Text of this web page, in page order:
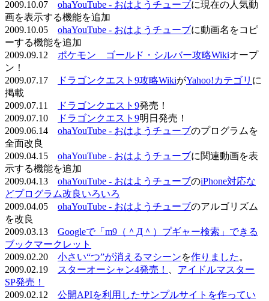
2009.10.07 ohaYouTube - おはようチューブに現在の人気動
画を表示する機能を追加
2009.10.05 ohaYouTube - おはようチューブに動画名をコピ
ーする機能を追加
2009.09.12 ポケモン ゴールド・シルバー攻略Wikiオープ
ン！
2009.07.17
ドラゴンクエスト9攻略WikiがYahoo!カテゴリ に
掲載
2009.07.11
ドラゴンクエスト9発売！
2009.07.10
ドラゴンクエスト9明日発売！
2009.06.14 ohaYouTube - おはようチューブのプログラムを
全面改良
2009.04.15 ohaYouTube - おはようチューブに関連動画を表
示する機能を追加
2009.04.13 ohaYouTube - おはようチューブのiPhone対応な
どプログラム改良いろいろ
2009.04.05 ohaYouTube - おはようチューブのアルゴリズム
を改良
2009.03.13 Googleで「m9（＾Д＾）プギャー検索」できる
ブックマークレット
2009.02.20 小さい“つ”が消えるマシーンを作りました 。
2009.02.19
スターオーシャン4発売！
アイドルマスター
SP発売！
2009.02.12 公開APIを利用したサンプルサイトを作ってい